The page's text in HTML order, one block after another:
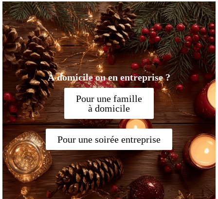
À domicile ou en entreprise ?
Pour une famille
à domicile
Pour une soirée entreprise